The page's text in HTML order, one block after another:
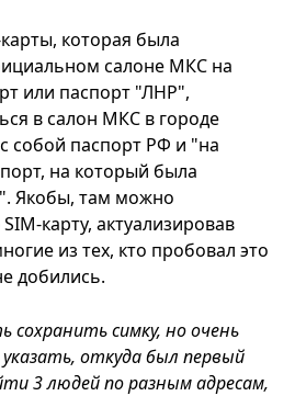
которая была
салоне МКС на
или паспорт "ЛНР",
в салон МКС в городе
собой паспорт РФ и "на
на который была
Якобы, там можно
карту, актуализировав
из тех, кто пробовал это
добились.
сохранить симку, но очень
откуда был первый
3 людей по разным адресам,